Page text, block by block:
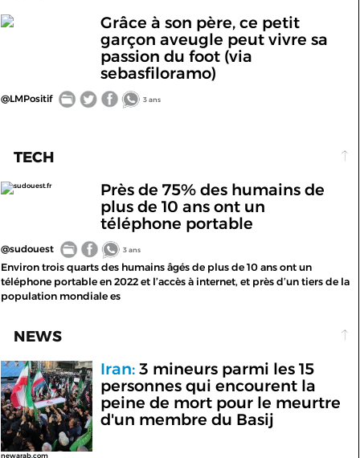
Grâce à son père, ce petit
garçon aveugle peut vivre sa
passion du foot (via
sebasfiloramo)
@LMPositif 3 ans
TECH
sudouest.fr
Près de 75% des humains de
plus de 10 ans ont un
téléphone portable
@sudouest 3 ans
Environ trois quarts des humains âgés de plus de 10 ans ont un
téléphone portable en 2022 et l’accès à internet, et près d’un tiers de la
population mondiale es
NEWS
newarab.com
Iran:3 mineurs parmi les 15
personnes qui encourent la
peine de mort pour le meurtre
d'un membre du Basij